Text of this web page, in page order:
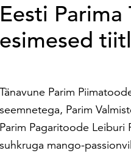
Eesti
esimesed
Tänavune Parim
seemnetega, Parim
Parim Pagaritoode Leiburi
suhkruga mango-